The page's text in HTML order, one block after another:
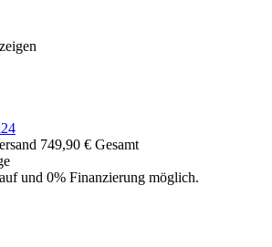
749,90 € Gesamt
und 0% Finanzierung möglich.